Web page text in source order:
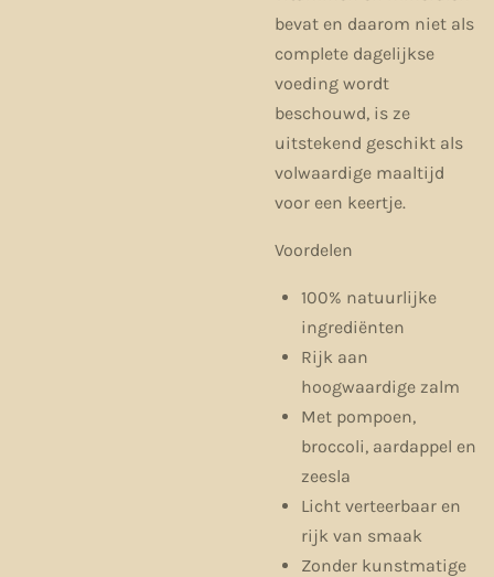
bevat en daarom niet als
complete dagelijkse
voeding wordt
beschouwd, is ze
uitstekend geschikt als
volwaardige maaltijd
voor een keertje.
Voordelen
100% natuurlijke
ingrediënten
Rijk aan
hoogwaardige zalm
Met pompoen,
broccoli, aardappel en
zeesla
Licht verteerbaar en
rijk van smaak
Zonder kunstmatige